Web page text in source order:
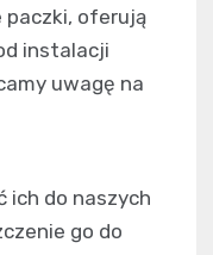
paczki, oferują
instalacji
uwagę na
ich do naszych
go do